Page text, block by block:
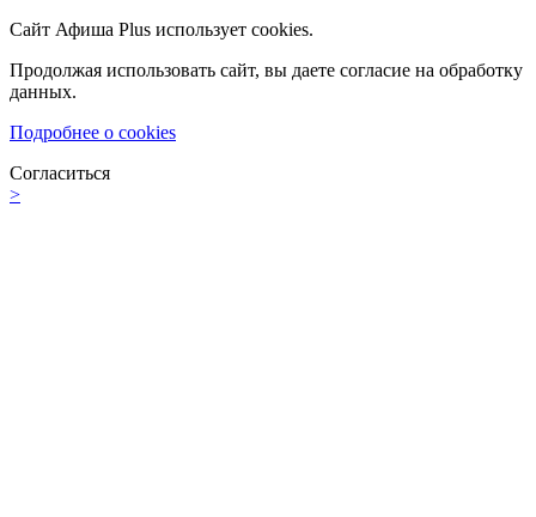
Сайт Афиша Plus использует cookies.
Продолжая использовать сайт, вы даете согласие на обработку
данных.
Подробнее о cookies
Согласиться
>